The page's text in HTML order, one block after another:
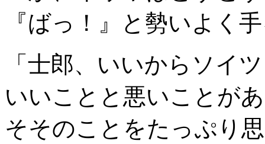
『ばっ！』と勢いよく
「士郎、いいからソイ
いいことと悪いことが
そそのことをたっぷり